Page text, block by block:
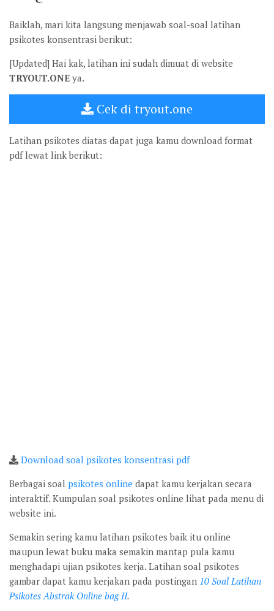
Baiklah, mari kita langsung menjawab soal-soal latihan
psikotes konsentrasi berikut:
[Updated] Hai kak, latihan ini sudah dimuat di website
TRYOUT.ONE ya.
Cek di tryout.one
Latihan psikotes diatas dapat juga kamu download format
pdf lewat link berikut:
Download soal psikotes konsentrasi pdf
Berbagai soal psikotes online dapat kamu kerjakan secara
interaktif. Kumpulan soal psikotes online lihat pada menu di
website ini.
Semakin sering kamu latihan psikotes baik itu online
maupun lewat buku maka semakin mantap pula kamu
menghadapi ujian psikotes kerja. Latihan soal psikotes
gambar dapat kamu kerjakan pada postingan 10 Soal Latihan
Psikotes Abstrak Online bag II.